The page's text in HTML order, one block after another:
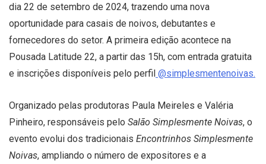
dia 22 de setembro de 2024, trazendo uma nova
oportunidade para casais de noivos, debutantes e
fornecedores do setor. A primeira edição acontece na
Pousada Latitude 22, a partir das 15h, com entrada gratuita
e inscrições disponíveis pelo perfil @simplesmentenoivas.
Organizado pelas produtoras Paula Meireles e Valéria
Pinheiro, responsáveis pelo Salão Simplesmente Noivas, o
evento evolui dos tradicionais Encontrinhos Simplesmente
Noivas, ampliando o número de expositores e a